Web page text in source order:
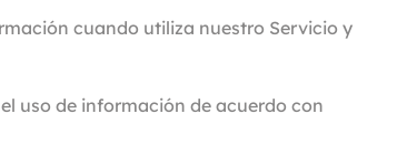
cuando utiliza nuestro Servicio y
uso de información de acuerdo con